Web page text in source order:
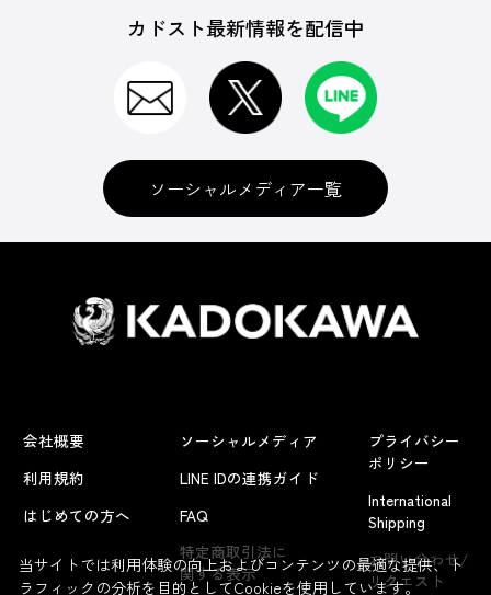
よくあるお問い合わせ
カドスト最新情報を配信中
ソーシャルメディア一覧
会社概要
利用規約
はじめての方へ
ソーシャルメディア
LINE IDの連携ガイド
FAQ
特定商取引法に
関する表示
プライバシー
ポリシー
International
Shipping
お問い合わせ/
リクエスト
当サイトでは利用体験の向上およびコンテンツの最適な提供、ト
ラフィックの分析を目的としてCookieを使用しています。